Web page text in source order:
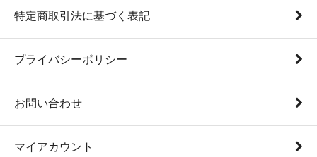
特定商取引法に基づく表記
プライバシーポリシー
お問い合わせ
マイアカウント